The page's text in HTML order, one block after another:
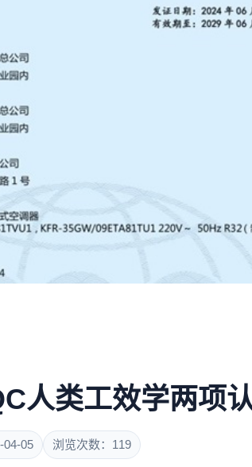
人类工效学两项
04-05 浏览次数：119